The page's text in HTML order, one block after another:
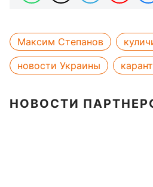
Максим Степанов
новости Украины
НОВОСТИ